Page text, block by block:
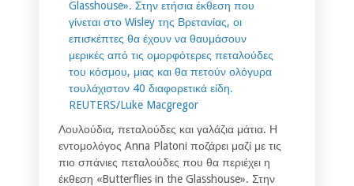
Λουλούδια, πεταλούδες και γαλάζια μάτια. Η
εντομολόγος Anna Platoni ποζάρει μαζί με τις
πιο σπάνιες πεταλούδες που θα περιέχει η
έκθεση «Butterflies in the Glasshouse». Στην